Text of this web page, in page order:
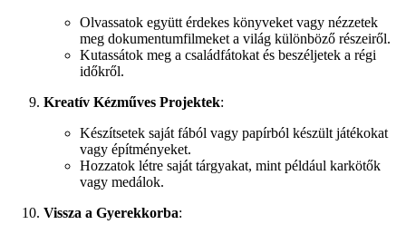
Olvassatok együtt érdekes könyveket vagy nézzetek
meg dokumentumfilmeket a világ különböző részeiről.
Kutassátok meg a családfátokat és beszéljetek a régi
időkről.
Kreatív Kézműves Projektek:
Készítsetek saját fából vagy papírból készült játékokat
vagy építményeket.
Hozzatok létre saját tárgyakat, mint például karkötők
vagy medálok.
Vissza a Gyerekkorba: